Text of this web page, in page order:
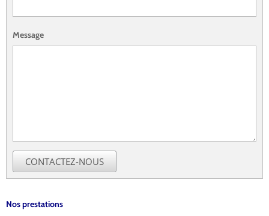
Message
CONTACTEZ-NOUS
Nos prestations